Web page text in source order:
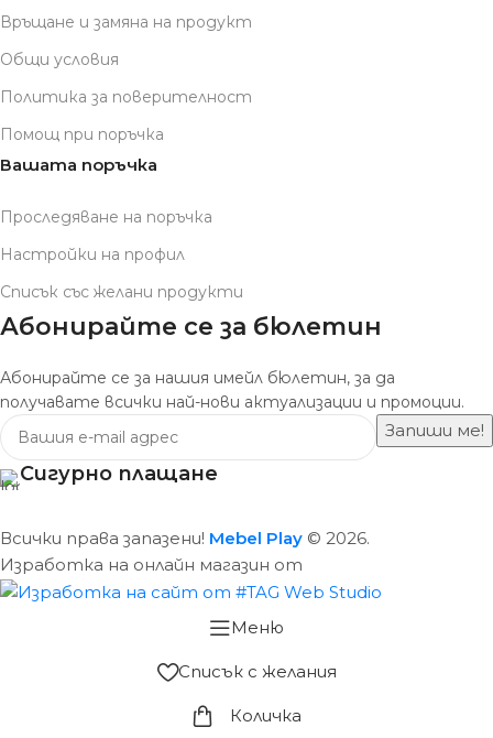
Връщане и замяна на продукт
Общи условия
Политика за поверителност
Помощ при поръчка
Вашата поръчка
Проследяване на поръчка
Настройки на профил
Списък със желани продукти
Абонирайте се за бюлетин
Абонирайте се за нашия имейл бюлетин, за да
получавате всички най-нови актуализации и промоции.
Сигурно плащане
Всички права запазени! Mebel Play © 2026.
Изработка на онлайн магазин от
Меню
Списък с желания
Количка